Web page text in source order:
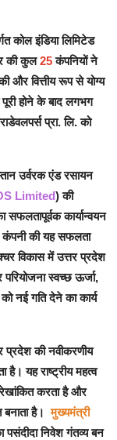
कोल इंडिया लिमिटेड
की कुल25कंपनियों ने
और वित्तीय रूप से योग्य
पूरी होने के बाद लगभग
प्रा. लि. को
उर्वरक एंड रसायन
Limited) की
सफलतापूर्वक कार्यान्वयन
की यह सफलता
विकास में उत्तर प्रदेश
परियोजना स्वच्छ ऊर्जा,
नई गति देने का कार्य
प्रदेश की नवीकरणीय
है। यह राष्ट्रीय महत्व
रेखांकित करता है और
बनाता है।मुख्यमंत्री
निवेश गंतव्य बन